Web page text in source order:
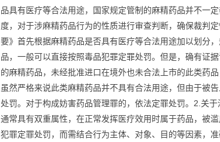
品具有医疗等合法用途，国家规定管制的麻精药品并不一
度，对于涉麻精药品行为的性质进行审查判断，确保裁判
要》首先根据麻精药品是否具有医疗等合法用途加以划分
品，一般可以直接按照毒品犯罪定罪处罚。但是，确有证
的麻精药品，未经批准进口在境外也未合法上市的此类药
虽然严格来说此类麻精药品并不具有合法用途，但由于被
处罚。对于构成妨害药品管理罪的，依法定罪处罚。2.关
通常具有双重属性，在正常发挥医疗效用时属于药品，被
犯罪定罪处罚，而需结合行为主体、对象、目的等因素，